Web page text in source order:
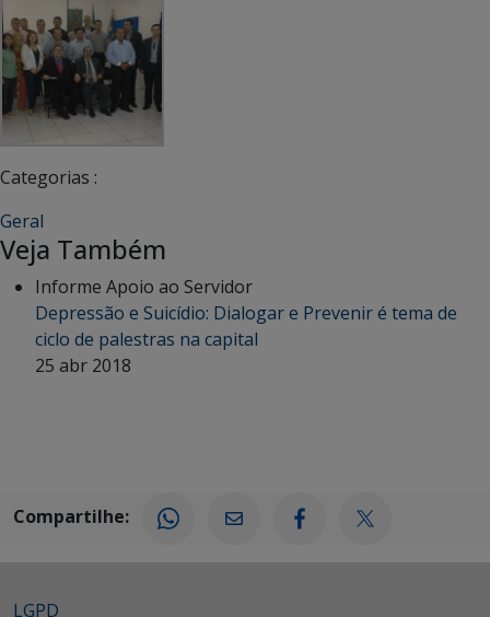
Categorias :
Geral
Veja Também
Informe Apoio ao Servidor
Depressão e Suicídio: Dialogar e Prevenir é tema de
ciclo de palestras na capital
25 abr 2018
Compartilhe:
LGPD